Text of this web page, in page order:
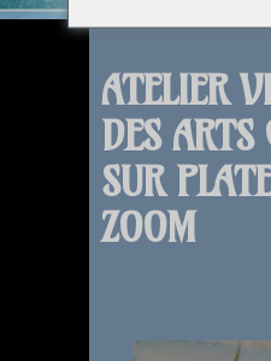
ATELIER
DES ARTS
SUR
ZOOM